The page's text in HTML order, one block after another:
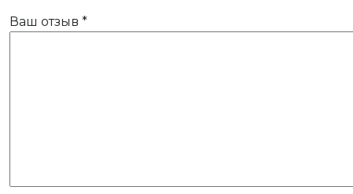
Ваш отзыв *